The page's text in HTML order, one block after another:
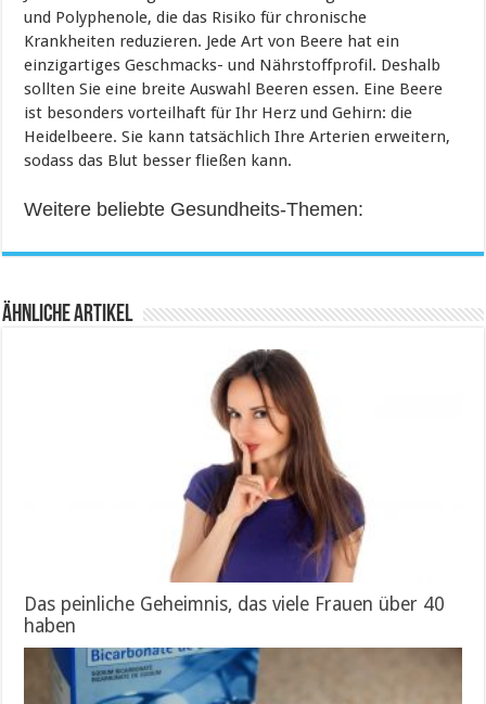
und Polyphenole, die das Risiko für chronische
Krankheiten reduzieren. Jede Art von Beere hat ein
einzigartiges Geschmacks- und Nährstoffprofil. Deshalb
sollten Sie eine breite Auswahl Beeren essen. Eine Beere
ist besonders vorteilhaft für Ihr Herz und Gehirn: die
Heidelbeere. Sie kann tatsächlich Ihre Arterien erweitern,
sodass das Blut besser fließen kann.
Weitere beliebte Gesundheits-Themen:
Ähnliche Artikel
Das peinliche Geheimnis, das viele Frauen über 40
haben